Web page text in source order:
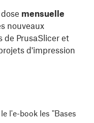
mensuelle
nouveaux
de PrusaSlicer et
d'impression
l'e-book les "Bases